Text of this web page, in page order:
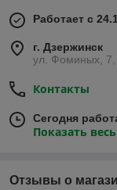
Работает с
г. Дзержинск
ул. Фоминых, 7,
Контакты
Сегодня
Показать
Отзывы о